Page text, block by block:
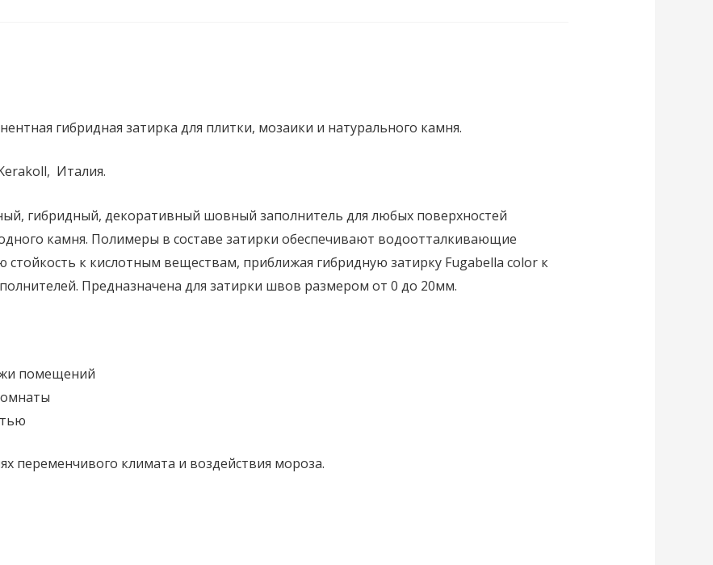
гибридная затирка для плитки, мозаики и натурального камня.
Италия.
гибридный, декоративный шовный заполнитель для любых поверхностей
камня. Полимеры в составе затирки обеспечивают водоотталкивающие
стойкость к кислотным веществам, приближая гибридную затирку Fugabella color к
Предназначена для затирки швов размером от 0 до 20мм.
помещений
переменчивого климата и воздействия мороза.